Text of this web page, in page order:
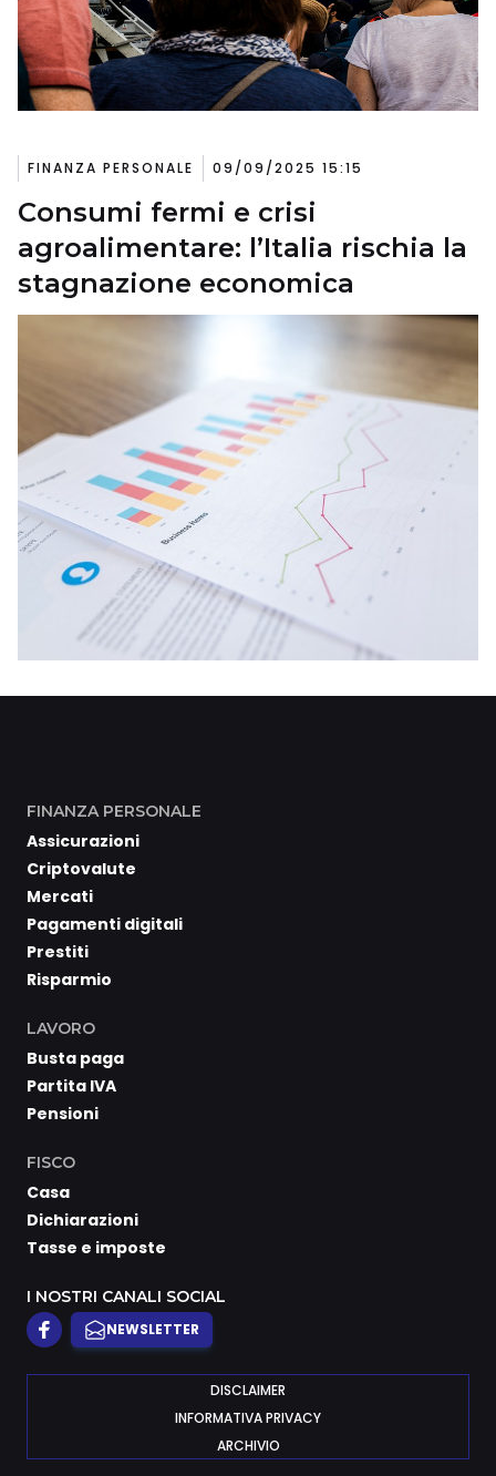
FINANZA PERSONALE 09/09/2025 15:15
Consumi fermi e crisi
agroalimentare: l’Italia rischia la
stagnazione economica
FINANZA PERSONALE
Assicurazioni
Criptovalute
Mercati
Pagamenti digitali
Prestiti
Risparmio
LAVORO
Busta paga
Partita IVA
Pensioni
FISCO
Casa
Dichiarazioni
Tasse e imposte
I NOSTRI CANALI SOCIAL
NEWSLETTER
DISCLAIMER
INFORMATIVA PRIVACY
ARCHIVIO